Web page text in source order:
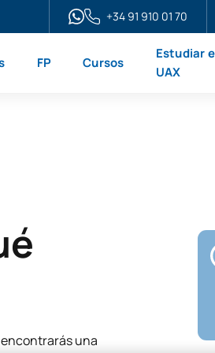
+34 91 910 01 70
FP Cursos
Estudiar
UAX
una